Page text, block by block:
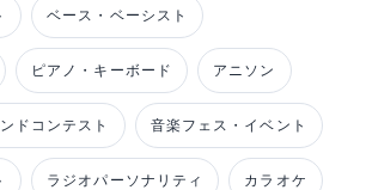
ベース・ベーシスト
ピアノ・キーボード アニソン
ドコンテスト 音楽フェス・イベント
ラジオパーソナリティ カラオケ